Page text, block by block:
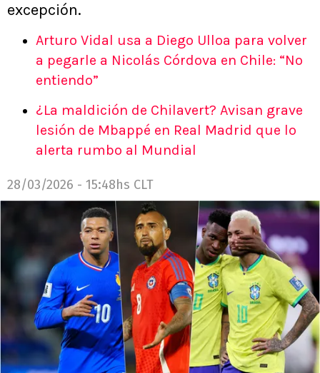
excepción.
Arturo Vidal usa a Diego Ulloa para volver
a pegarle a Nicolás Córdova en Chile: “No
entiendo”
¿La maldición de Chilavert? Avisan grave
lesión de Mbappé en Real Madrid que lo
alerta rumbo al Mundial
28/03/2026 - 15:48hs CLT